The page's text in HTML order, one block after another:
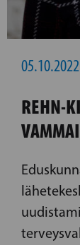
05.10.2022
REHN-